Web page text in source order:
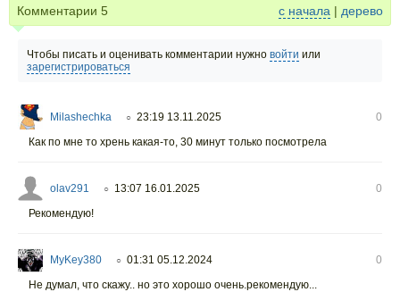
Комментарии 5 с начала | дерево
Чтобы писать и оценивать комментарии нужно войти или
зарегистрироваться
Milashechka ○ 23:19 13.11.2025
0
Как по мне то хрень какая-то, 30 минут только посмотрела
olav291 ○ 13:07 16.01.2025
0
Рекомендую!
MyKey380 ○ 01:31 05.12.2024
0
Не думал, что скажу.. но это хорошо очень.рекомендую...